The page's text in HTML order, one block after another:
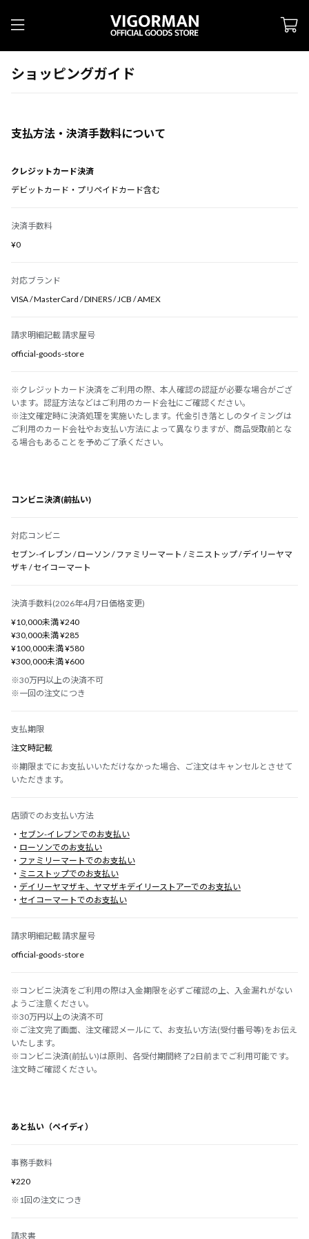
ショッピングガイド
支払方法・決済手数料について
クレジットカード決済
デビットカード・プリペイドカード含む
決済手数料
¥0
対応ブランド
VISA / MasterCard / DINERS / JCB / AMEX
請求明細記載 請求屋号
official-goods-store
※クレジットカード決済をご利用の際、本人確認の認証が必要な場合がござ
います。認証方法などはご利用のカード会社にご確認ください。
※注文確定時に決済処理を実施いたします。代金引き落としのタイミングは
ご利用のカード会社やお支払い方法によって異なりますが、商品受取前とな
る場合もあることを予めご了承ください。
コンビニ決済(前払い)
対応コンビニ
セブン-イレブン / ローソン / ファミリーマート / ミニストップ / デイリーヤマ
ザキ / セイコーマート
決済手数料(2026年4月7日価格変更)
¥10,000未満 ¥240
¥30,000未満 ¥285
¥100,000未満 ¥580
¥300,000未満 ¥600
※30万円以上の決済不可
※一回の注文につき
支払期限
注文時記載
※期限までにお支払いいただけなかった場合、ご注文はキャンセルとさせて
いただきます。
店頭でのお支払い方法
・ セブン-イレブンでのお支払い
・ ローソンでのお支払い
・ ファミリーマートでのお支払い
・ ミニストップでのお支払い
・ デイリーヤマザキ、ヤマザキデイリーストアーでのお支払い
・ セイコーマートでのお支払い
請求明細記載 請求屋号
official-goods-store
※コンビニ決済をご利用の際は入金期限を必ずご確認の上、入金漏れがない
ようご注意ください。
※30万円以上の決済不可
※ご注文完了画面、注文確認メールにて、お支払い方法(受付番号等)をお伝え
いたします。
※コンビニ決済(前払い)は原則、各受付期間終了2日前までご利用可能です。
注文時ご確認ください。
あと払い（ペイディ）
事務手数料
¥220
※1回の注文につき
請求書